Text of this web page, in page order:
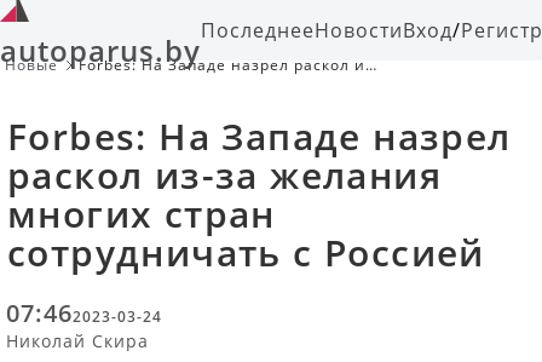
autoparus.byПоследнееНовостиВход/
Новые
Forbes: На Западе назрел раскол из-
Forbes: На Западе назрел
раскол из-за желания
многих стран
сотрудничать с Россией
07:462023-03-24
Николай Скира